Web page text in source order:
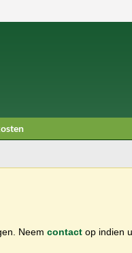
Neem contact op indien